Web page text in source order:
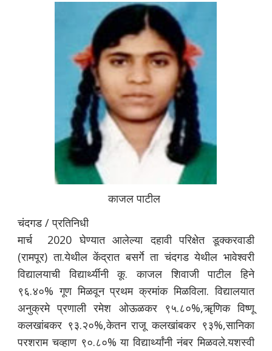
काजल पाटील
चंदगड / प्रतिनिधी
मार्च 2020 घेण्यात आलेल्या दहावी परिक्षेत डूक्करवाडी
(रामपूर) ता.येथील केंद्रात बसर्गे ता चंदगड येथील भावेश्वरी
विद्यालयाची विद्यार्थ्यीनी कू. काजल शिवाजी पाटील हिने
९६.४०% गूण मिळवून प्रथम क्रमांक मिळविला. विद्यालयात
अनुक्रमे प्रणाली रमेश ओऊळकर ९५.८०%,ॠणिक विष्णू
कलखांबकर ९३.२०%,केतन राजू कलखांबकर ९३%,सानिका
परशराम चव्हाण ९०.८०% या विद्यार्थ्यांनी नंबर मिळवले.यशस्वी